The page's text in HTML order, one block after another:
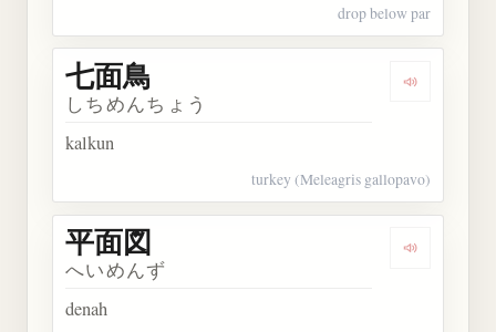
drop below par
Dengarkan
七面鳥
しちめんちょう
kalkun
turkey (Meleagris gallopavo)
Dengarkan
平面図
へいめんず
denah